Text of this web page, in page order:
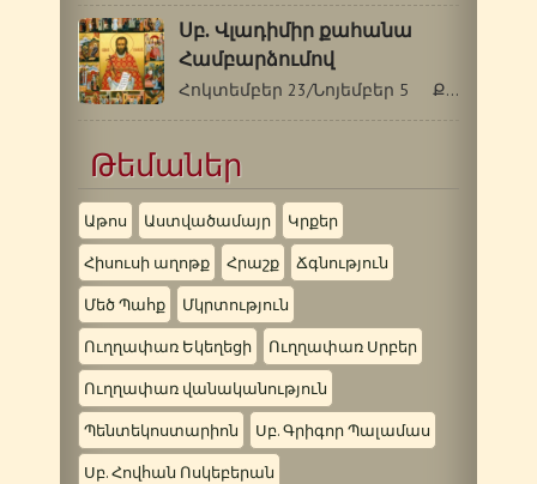
Սբ. Վլադիմիր քահանա
Համբարձումով
Հոկտեմբեր 23/Նոյեմբեր 5 Քրիստոսի…
Թեմաներ
Աթոս Աստվածամայր Կրքեր
Հիսուսի աղոթք Հրաշք Ճգնություն
Մեծ Պահք Մկրտություն
Ուղղափառ Եկեղեցի Ուղղափառ Սրբեր
Ուղղափառ վանականություն
Պենտեկոստարիոն Սբ. Գրիգոր Պալամաս
Սբ. Հովհան Ոսկեբերան